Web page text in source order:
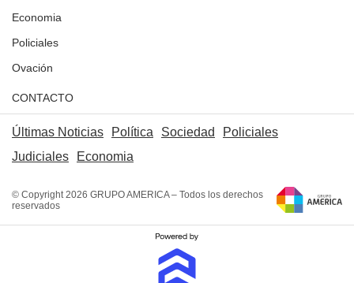
Economia
Policiales
Ovación
CONTACTO
Últimas Noticias Política Sociedad
Policiales
Judiciales
Economia
© Copyright 2026 GRUPO AMERICA – Todos los derechos
reservados